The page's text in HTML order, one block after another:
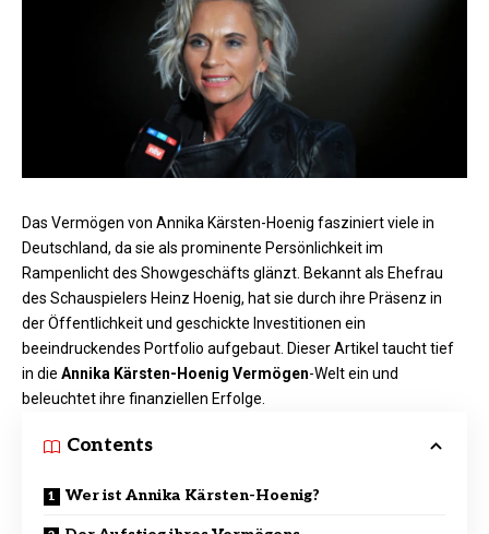
Das Vermögen von Annika Kärsten-Hoenig fasziniert viele in
Deutschland, da sie als prominente Persönlichkeit im
Rampenlicht des Showgeschäfts glänzt. Bekannt als Ehefrau
des Schauspielers Heinz Hoenig, hat sie durch ihre Präsenz in
der Öffentlichkeit und geschickte Investitionen ein
beeindruckendes Portfolio aufgebaut. Dieser Artikel taucht tief
in die Annika Kärsten-Hoenig Vermögen-Welt ein und
beleuchtet ihre finanziellen Erfolge.
Contents
Wer ist Annika Kärsten-Hoenig?